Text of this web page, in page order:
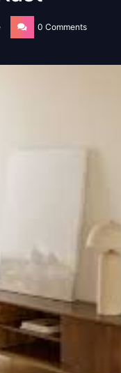
0 Comments